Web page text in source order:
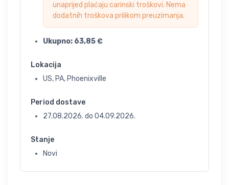
unaprijed plaćaju carinski troškovi. Nema
dodatnih troškova prilikom preuzimanja.
Ukupno: 63,85€
Lokacija
US, PA, Phoenixville
Period dostave
27.08.2026. do 04.09.2026.
Stanje
Novi